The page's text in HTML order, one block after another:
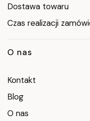
Dostawa towaru
Czas realizacji
O nas
Kontakt
Blog
O nas